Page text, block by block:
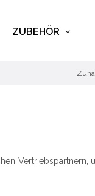
ZUBEHÖR
Vertriebspartnern,